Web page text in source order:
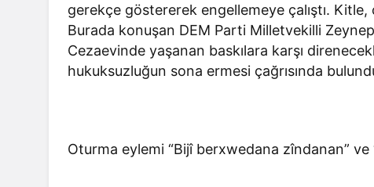
gerekçe göstererek engellemeye çalıştı.
Burada konuşan DEM Parti Milletvekilli
Cezaevinde yaşanan baskılara karşı
hukuksuzluğun sona ermesi çağrısında
Oturma eylemi “Bijî berxwedana zîndanan” ve